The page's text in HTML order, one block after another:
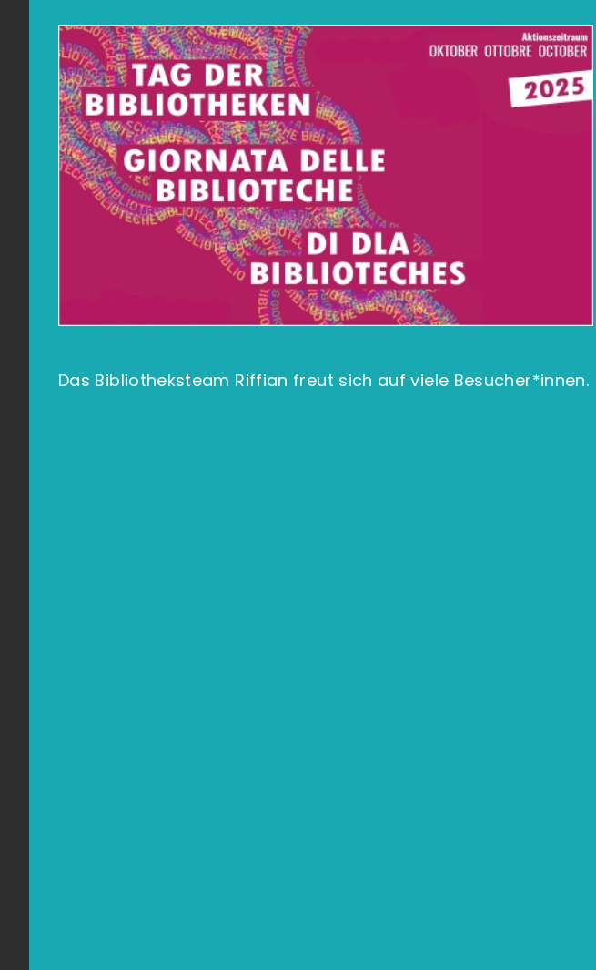
Das Bibliotheksteam Riffian freut sich auf viele Besucher*innen.